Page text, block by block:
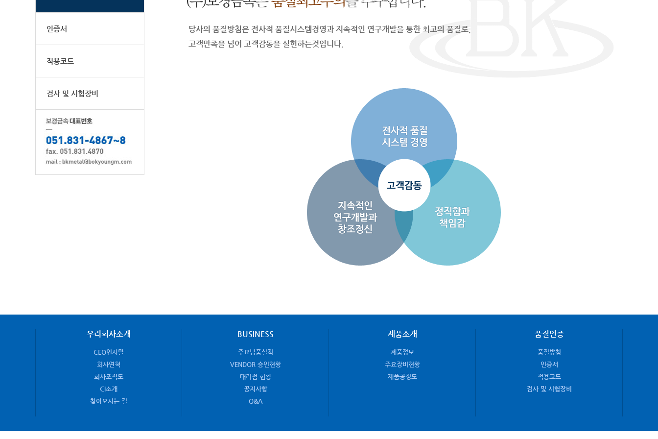
인증서
적용코드
검사 및 시험장비
당사의 품질방침은 전사적 품질시스템경영과 지속적인 연구개발을 통한 최고의 품질로,
고객만족을 넘어 고객감동을 실현하는것입니다.
우리회사소개
CEO인사말
회사연혁
회사조직도
CI소개
찾아오시는 길
BUSINESS
주요납품실적
VENDOR 승인현황
대리점 현황
공지사항
Q&A
제품소개
제품정보
주요장비현황
제품공정도
품질인증
품질방침
인증서
적용코드
검사 및 시험장비